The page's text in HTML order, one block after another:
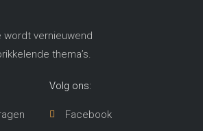
vernieuwend
thema’s​.
Volg ons:
Facebook